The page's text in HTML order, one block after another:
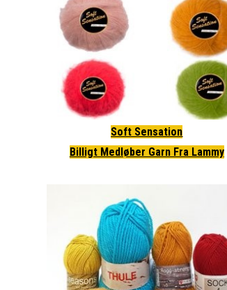
Soft Sensation
Billigt Medløber Garn Fra Lammy